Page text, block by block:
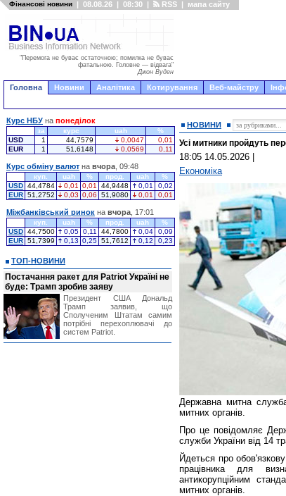
Фінансові новини | 08.08.26 | 08:30 | RSS | мапа сайту
"Перемога не буває остаточною; помилка не буває
фатальною. Головне — відвага"
Джон Вуден
Головна Новини Аналітика Котирування Веб-майстру
НОВИНИ
Усі митники пройдуть
18:05 14.05.2026
Економіка
Державна митна служба
митних органів.
Про це повідомляє
служби України від 14
Йдеться про
працівника для
антикорупційним
митних органів.
Курс НБУ на понеділок
за курс uah
%
USD
1 44,7579 0,0047
0,01
EUR
1 51,6148 0,0569 0,11
Курс обміну валют на вчора , 09:48
куп. uah % прод. uah
%
USD 44,4784 0,01 0,01 44,9448 0,01
0,02
EUR 51,2752 0,03 0,06 51,9080 0,01 0,01
Міжбанківський ринок на вчора , 17:01
куп. uah % прод. uah
%
USD 44,7500 0,05 0,11 44,7800 0,04
0,09
EUR 51,7399 0,13 0,25 51,7612 0,12 0,23
ТОП-НОВИНИ
Постачання ракет для Patriot Україні не
буде: Трамп зробив заяву
Президент США Дональд
Трамп заявив, що
Сполученим Штатам самим
потрібні перехоплювачі до
систем Patriot.